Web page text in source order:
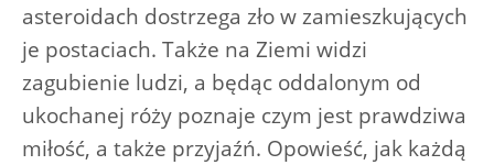
asteroidach dostrzega zło w zamieszkujących
je postaciach. Także na Ziemi widzi
zagubienie ludzi, a będąc oddalonym od
ukochanej róży poznaje czym jest prawdziwa
miłość, a także przyjaźń. Opowieść, jak każdą